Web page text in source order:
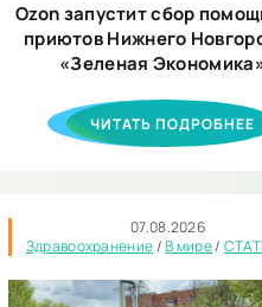
Ozon запустит сбор
приютов Нижнего
«Зеленая
ЧИТАТЬ ПОДРОБНЕЕ
07.08.2026
Здравоохранение/В мире/